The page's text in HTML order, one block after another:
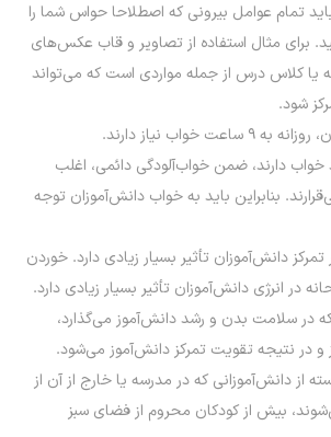
تمام عوامل بیرونی که اصطلاحا حواس شما را
برای مثال استفاده از تصاویر و قاب عکس‌های
یا کلاس درس از جمله مواردی است که می‌تواند
شود.
- کودکان حتی نوجوانان، روزانه به ۹ ساعت خواب نیاز دارند.
خواب دارند، ضمن خواب‌آلودگی دائمی، اغلب
بنابراین باید به خواب دانش‌آموزان توجه
دانش‌آموزان تأثیر بسیار زیادی دارد. خوردن
در انرژی دانش‌آموزان تأثیر بسیار زیادی دارد.
در سلامت بدن و رشد دانش‌آموز می­‌گذارد،
و در نتیجه تقویت تمرکز دانش‌آموز می‌­شود.
از دانش‌آموزانی که در مدرسه یا خارج از آن از
بیش از کودکان محروم از فضای سبز